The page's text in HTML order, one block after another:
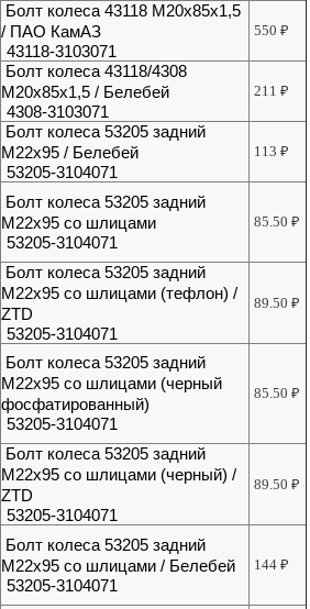
Болт колеса 43118 М20х85х1,5
/ ПАО КамАЗ
43118-3103071
550₽
Болт колеса 43118/4308
М20х85х1,5 / Белебей
4308-3103071
211₽
Болт колеса 53205 задний
М22х95 / Белебей
53205-3104071
113₽
Болт колеса 53205 задний
М22х95 со шлицами
53205-3104071
85.50₽
Болт колеса 53205 задний
М22х95 со шлицами (тефлон) /
ZTD
53205-3104071
89.50₽
Болт колеса 53205 задний
М22х95 со шлицами (черный
фосфатированный)
53205-3104071
85.50₽
Болт колеса 53205 задний
М22х95 со шлицами (черный) /
ZTD
53205-3104071
89.50₽
Болт колеса 53205 задний
М22х95 со шлицами / Белебей
53205-3104071
144₽